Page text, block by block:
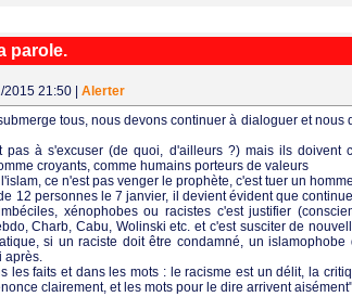
parole.
2015 21:50
Alerter
tous, nous devons continuer à dialoguer et nous
pas à s'excuser (de quoi, d'ailleurs ?) mais ils doivent
croyants, comme humains porteurs de valeurs
ce n'est pas venger le prophète, c'est tuer un homme
12 personnes le 7 janvier, il devient évident que
xénophobes ou racistes c'est justifier
Charb, Cabu, Wolinski etc. et c'est susciter de
si un raciste doit être condamné, un
après.
les faits et dans les mots : le racisme est un délit, la
clairement, et les mots pour le dire arrivent